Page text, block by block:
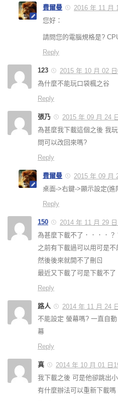
費爾曼
2016 年 11 月
您好：
請問您的電腦規格是?
Reply
123
2015 年 10 月 02
為什麼不能玩口袋楓之谷
Reply
張乃
2015 年 09 月 24
為甚麼我下載這個之後 我
問可以改回來嗎?
Reply
費爾曼
2015 年 09 月
桌面->右鍵->顯示設定(
Reply
150
2014 年 11 月 29
為甚麼下載不了．．．．？
之前有下載過可以用可是不
然後後來就開不了刪ㄖ
最近又下載了可是下載不了
Reply
路人
2014 年 11 月 24
不能設定 螢幕嗎? 一直自
幕
Reply
真
2014 年 10 月 01 日
我下載之後 可是他卻跳出
有什麼辦法可以重新下載嗎